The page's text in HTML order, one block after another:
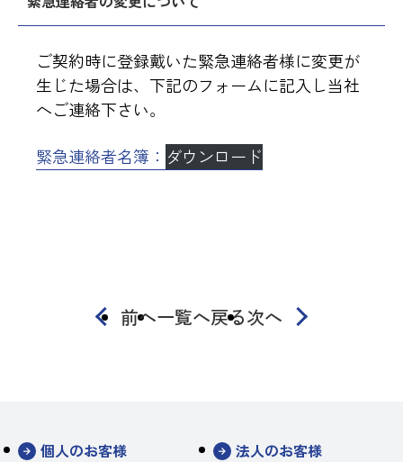
ご契約時に登録戴いた緊急連絡者様に変更が
生じた場合は、下記のフォームに記入し当社
へご連絡下さい。
緊急連絡者名簿： ダウンロード
前へ一覧へ戻る次へ
個人のお客様 法人のお客様